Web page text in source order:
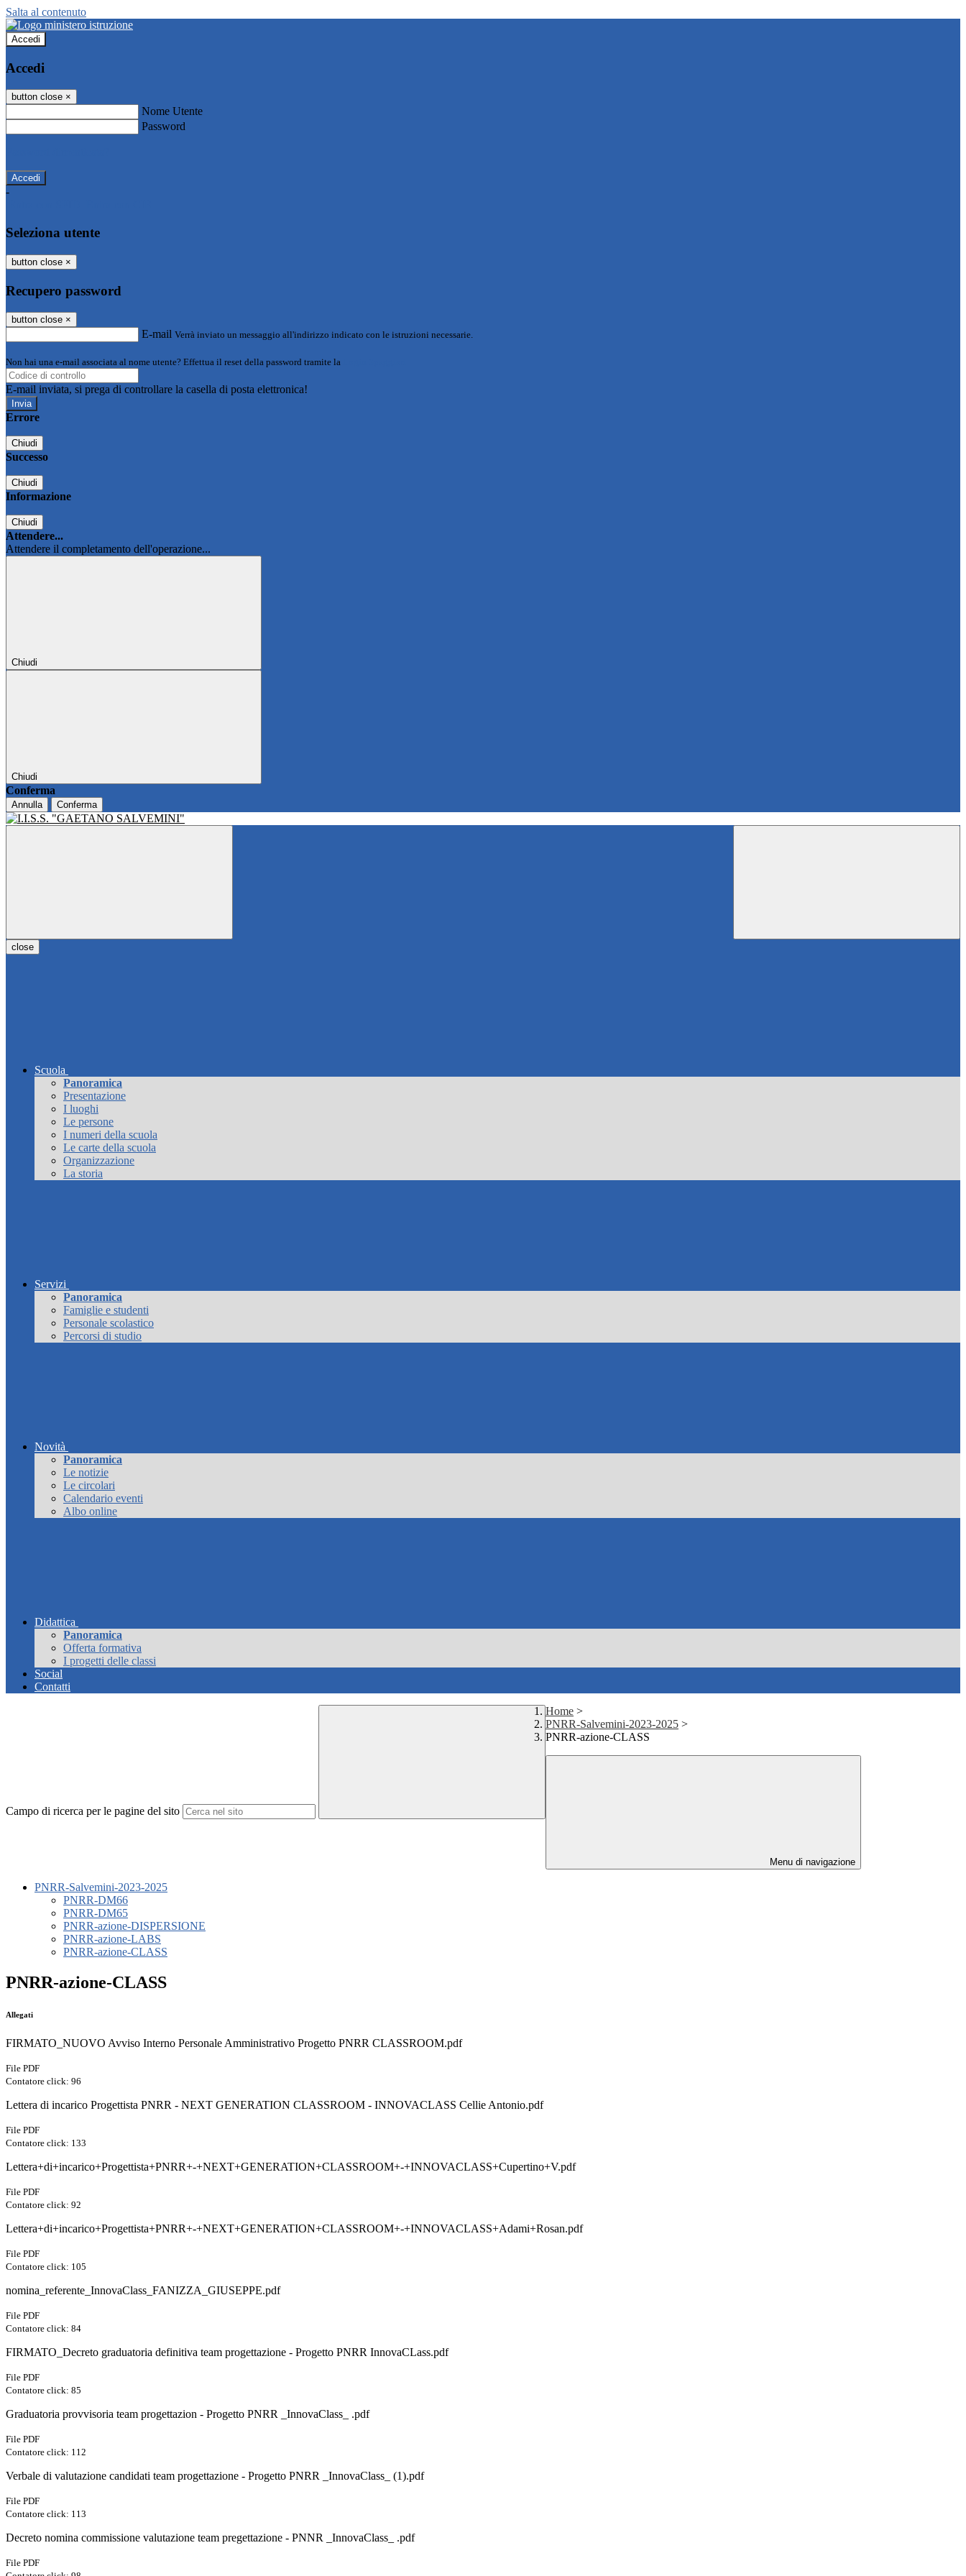
Salta al contenuto
Accedi
Accedi
button close ×
Nome Utente
Password
-
Seleziona utente
button close ×
Recupero password
button close ×
E-mail Verrà inviato un messaggio all'indirizzo indicato con le istruzioni necessarie.
Non hai una e-mail associata al nome utente? Effettua il reset della password tramite la
E-mail inviata, si prega di controllare la casella di posta elettronica!
Errore
Chiudi
Successo
Chiudi
Informazione
Chiudi
Attendere...
Attendere il completamento dell'operazione...
Chiudi
Chiudi
Conferma
Annulla Conferma
close
Scuola
Panoramica
Presentazione
I luoghi
Le persone
I numeri della scuola
Le carte della scuola
Organizzazione
La storia
Servizi
Panoramica
Famiglie e studenti
Personale scolastico
Percorsi di studio
Novità
Panoramica
Le notizie
Le circolari
Calendario eventi
Albo online
Didattica
Panoramica
Offerta formativa
I progetti delle classi
Social
Contatti
Campo di ricerca per le pagine del sito
Home >
PNRR-Salvemini-2023-2025 >
PNRR-azione-CLASS
Menu di navigazione
PNRR-Salvemini-2023-2025
PNRR-DM66
PNRR-DM65
PNRR-azione-DISPERSIONE
PNRR-azione-LABS
PNRR-azione-CLASS
PNRR-azione-CLASS
Allegati
FIRMATO_NUOVO Avviso Interno Personale Amministrativo Progetto PNRR CLASSROOM.pdf
File PDF
Contatore click: 96
Lettera di incarico Progettista PNRR - NEXT GENERATION CLASSROOM - INNOVACLASS Cellie Antonio.pdf
File PDF
Contatore click: 133
Lettera+di+incarico+Progettista+PNRR+-+NEXT+GENERATION+CLASSROOM+-+INNOVACLASS+Cupertino+V.pdf
File PDF
Contatore click: 92
Lettera+di+incarico+Progettista+PNRR+-+NEXT+GENERATION+CLASSROOM+-+INNOVACLASS+Adami+Rosan.pdf
File PDF
Contatore click: 105
nomina_referente_InnovaClass_FANIZZA_GIUSEPPE.pdf
File PDF
Contatore click: 84
FIRMATO_Decreto graduatoria definitiva team progettazione - Progetto PNRR InnovaCLass.pdf
File PDF
Contatore click: 85
Graduatoria provvisoria team progettazion - Progetto PNRR _InnovaClass_ .pdf
File PDF
Contatore click: 112
Verbale di valutazione candidati team progettazione - Progetto PNRR _InnovaClass_ (1).pdf
File PDF
Contatore click: 113
Decreto nomina commissione valutazione team pregettazione - PNNR _InnovaClass_ .pdf
File PDF